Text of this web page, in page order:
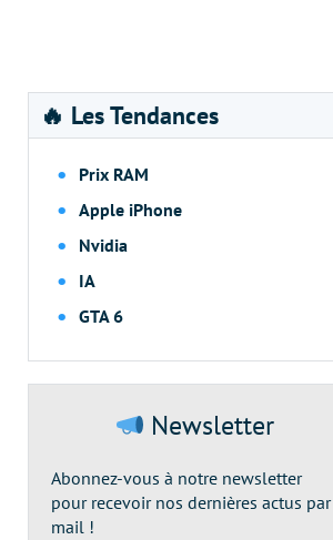
🔥 Les Tendances
Prix RAM
Apple iPhone
Nvidia
IA
GTA 6
Newsletter
Abonnez-vous à notre newsletter
pour recevoir nos dernières actus par
mail !